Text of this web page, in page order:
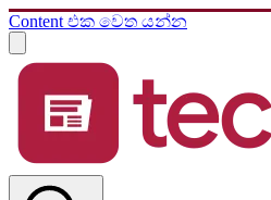
Content එක වෙත යන්න